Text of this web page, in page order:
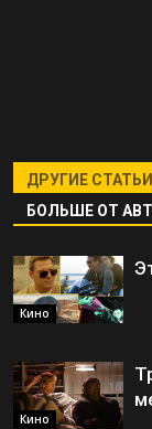
ДРУГИЕ СТАТЬИ
БОЛЬШЕ ОТ
Кино
Кино